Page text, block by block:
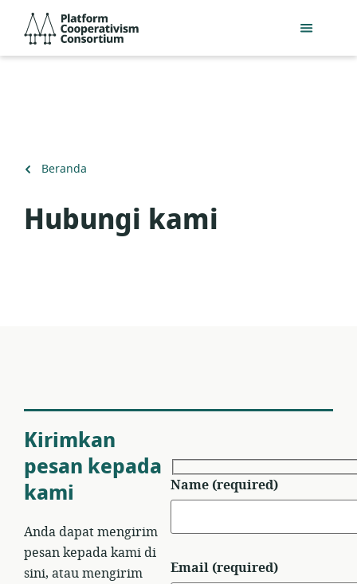
Lewati
konten
Consortium
Kembali
Beranda
Hubungi kami
Kirimkan
pesan kepada
kami
Anda dapat mengirim
pesan kepada kami di
sini, atau mengirim
Name (required)
Email (required)